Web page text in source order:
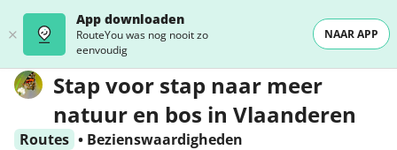
App downloaden
RouteYou was nog nooit zo
eenvoudig
NAAR APP
Stap voor stap naar meer
natuur en bos in Vlaanderen
Routes • Bezienswaardigheden